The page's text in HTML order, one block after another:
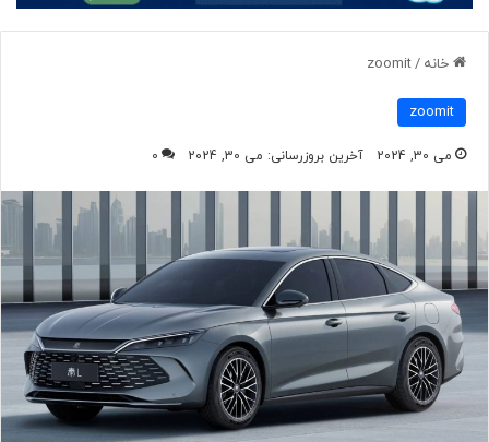
خانه /
zoomit
zoomit
می 30, 2024 آخرین بروزرسانی: می 30, 2024 0